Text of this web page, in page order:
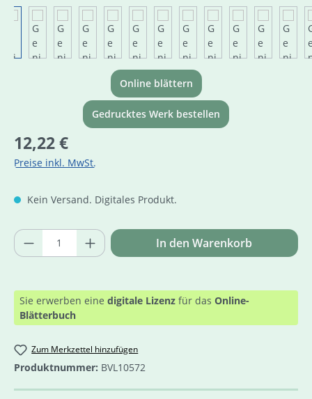
Online blättern
Gedrucktes Werk bestellen
Regulärer Preis:
12,22 €
Preise inkl. MwSt.
Kein Versand. Digitales Produkt.
Produkt Anzahl: Gib den gewünschten
In den Warenkorb
Sie erwerben eine digitale Lizenz für das Online-
Blätterbuch
Zum Merkzettel hinzufügen
Produktnummer: BVL10572